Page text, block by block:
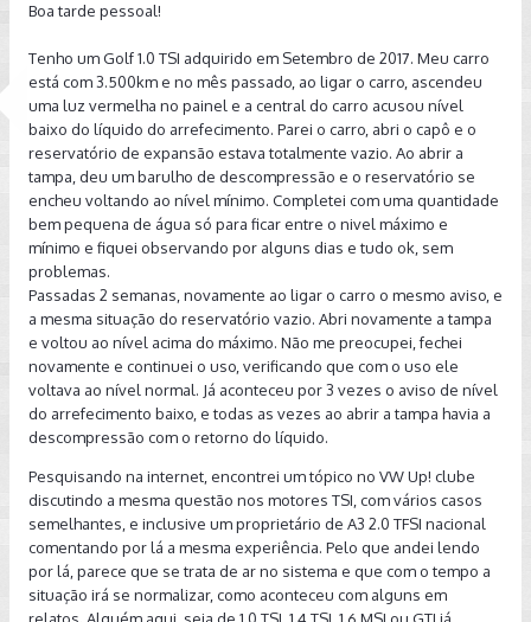
Boa tarde pessoal!
Tenho um Golf 1.0 TSI adquirido em Setembro de 2017. Meu carro
está com 3.500km e no mês passado, ao ligar o carro, ascendeu
uma luz vermelha no painel e a central do carro acusou nível
baixo do líquido do arrefecimento. Parei o carro, abri o capô e o
reservatório de expansão estava totalmente vazio. Ao abrir a
tampa, deu um barulho de descompressão e o reservatório se
encheu voltando ao nível mínimo. Completei com uma quantidade
bem pequena de água só para ficar entre o nivel máximo e
mínimo e fiquei observando por alguns dias e tudo ok, sem
problemas.
Passadas 2 semanas, novamente ao ligar o carro o mesmo aviso, e
a mesma situação do reservatório vazio. Abri novamente a tampa
e voltou ao nível acima do máximo. Não me preocupei, fechei
novamente e continuei o uso, verificando que com o uso ele
voltava ao nível normal. Já aconteceu por 3 vezes o aviso de nível
do arrefecimento baixo, e todas as vezes ao abrir a tampa havia a
descompressão com o retorno do líquido.
Pesquisando na internet, encontrei um tópico no VW Up! clube
discutindo a mesma questão nos motores TSI, com vários casos
semelhantes, e inclusive um proprietário de A3 2.0 TFSI nacional
comentando por lá a mesma experiência. Pelo que andei lendo
por lá, parece que se trata de ar no sistema e que com o tempo a
situação irá se normalizar, como aconteceu com alguns em